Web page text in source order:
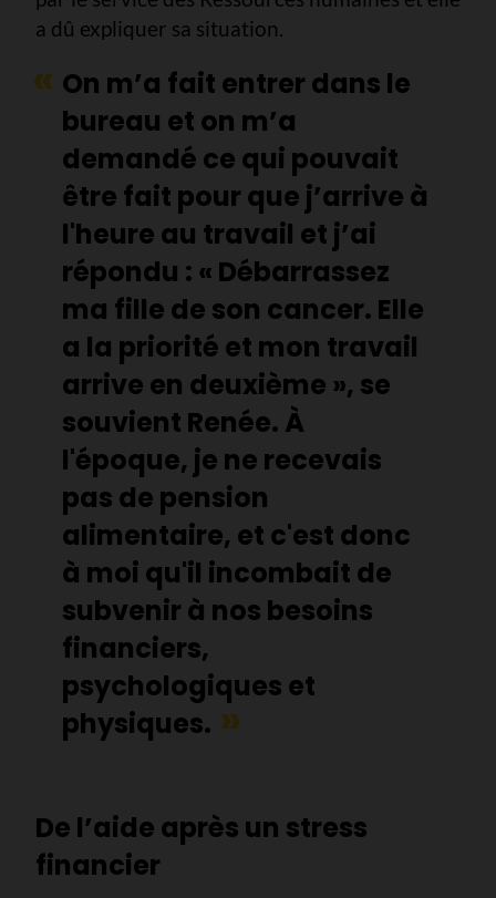
a dû expliquer sa situation.
On m’a fait entrer dans le
bureau et on m’a
demandé ce qui pouvait
être fait pour que j’arrive à
l'heure au travail et j’ai
répondu : « Débarrassez
ma fille de son cancer. Elle
a la priorité et mon travail
arrive en deuxième », se
souvient Renée. À
l'époque, je ne recevais
pas de pension
alimentaire, et c'est donc
à moi qu'il incombait de
subvenir à nos besoins
financiers,
psychologiques et
physiques.
De l’aide après un stress
financier